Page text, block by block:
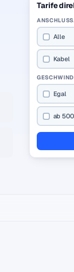
Tarife
Alle
Kabel
Egal
ab